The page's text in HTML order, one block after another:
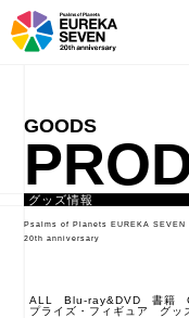
グッズ情報
Psalms of Planets EUREKA SEVEN
20th anniversary
ALL Blu-ray&DVD 書籍
プライズ・フィギュア
グッ